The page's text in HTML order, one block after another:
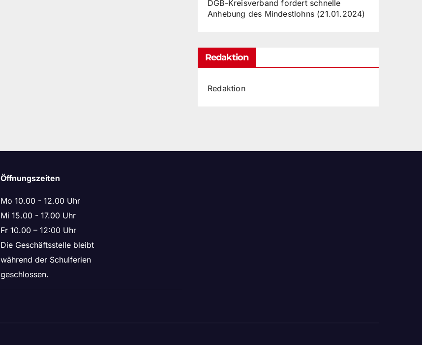
DGB-Kreisverband fordert schnelle
Anhebung des Mindestlohns (21.01.2024)
Redaktion
Redaktion
Öffnungszeiten
Mo 10.00 - 12.00 Uhr
Mi 15.00 - 17.00 Uhr
Fr 10.00 – 12:00 Uhr
Die Geschäftsstelle bleibt
während der Schulferien
geschlossen.